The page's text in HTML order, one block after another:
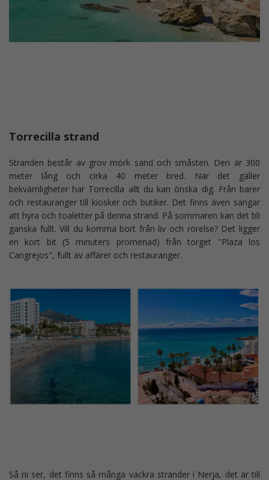
Torrecilla strand
Stranden består av grov mörk sand och småsten. Den är 300
meter lång och cirka 40 meter bred. När det gäller
bekvämligheter har Torrecilla allt du kan önska dig. Från barer
och restauranger till kiosker och butiker. Det finns även sängar
att hyra och toaletter på denna strand. På sommaren kan det bli
ganska fullt. Vill du komma bort från liv och rörelse? Det ligger
en kort bit (5 minuters promenad) från torget "Plaza los
Cangrejos", fullt av affärer och restauranger.
Så ni ser, det finns så många vackra stränder i Nerja, det är till